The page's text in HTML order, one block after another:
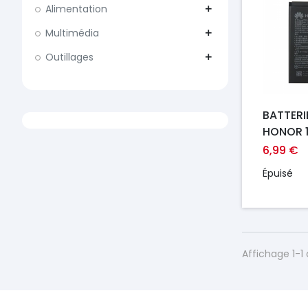
Alimentation add
Multimédia add
Outillages add
HONOR
SMART
PSMART
6,99 €
Épuisé
Affichage 1-1